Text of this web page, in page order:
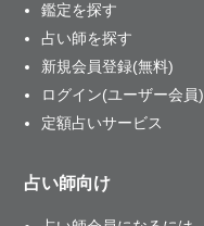
鑑定を探す
占い師を探す
新規会員登録(無料)
ログイン(ユーザー会員)
定額占いサービス
占い師向け